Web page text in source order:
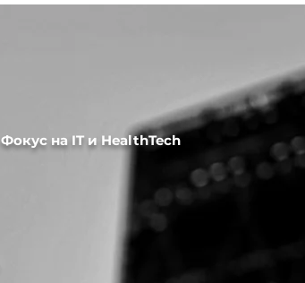
Фокус на IT и HealthTech